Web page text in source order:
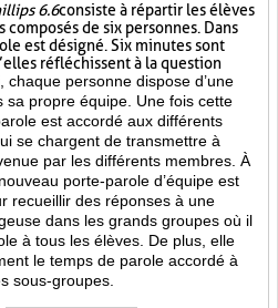
6.6consiste à répartir les élèves
composés de six personnes. Dans
est désigné. Six minutes sont
réfléchissent à la question
chaque personne dispose d’une
sa propre équipe. Une fois cette
est accordé aux différents
se chargent de transmettre à
par les différents membres. À
porte-parole d’équipe est
recueillir des réponses à une
dans les grands groupes où il
à tous les élèves. De plus, elle
le temps de parole accordé à
sous-groupes.